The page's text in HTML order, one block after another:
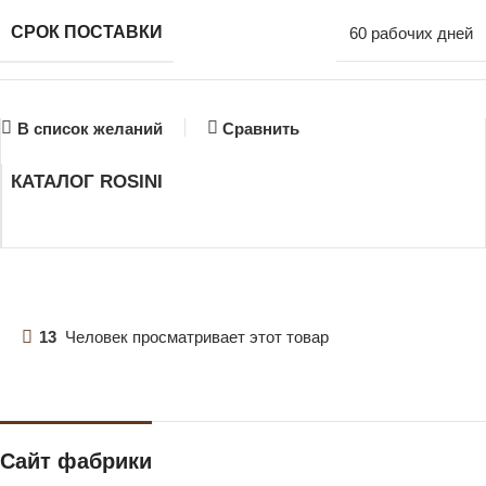
СРОК ПОСТАВКИ 60 рабочих дней
В список желаний Сравнить
КАТАЛОГ ROSINI
13 Человек просматривает этот товар
Сайт фабрики